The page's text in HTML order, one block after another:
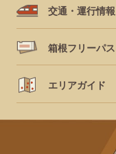
交通・運行情報
箱根フリーパ
エリアガイド